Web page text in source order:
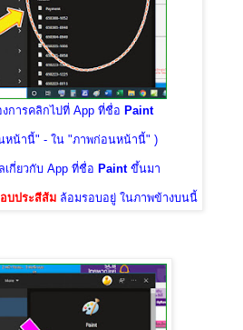
การคลิกไปที่ App ที่ชื่อ Paint
หน้านี้" - ใน "ภาพก่อนหน้านี้" )
กี่ยวกับ App ที่ชื่อ Paint ขึ้นมา
บประสีส้มล้อมรอบอยู่ ในภาพข้างบนนี้